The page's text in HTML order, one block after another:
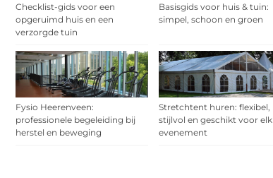
Checklist-gids voor een
opgeruimd huis en een
verzorgde tuin
Basisgids voor huis & tuin:
simpel, schoon en groen
Fysio Heerenveen:
professionele begeleiding bij
herstel en beweging
Stretchtent huren: flexibel,
stijlvol en geschikt voor elk
evenement